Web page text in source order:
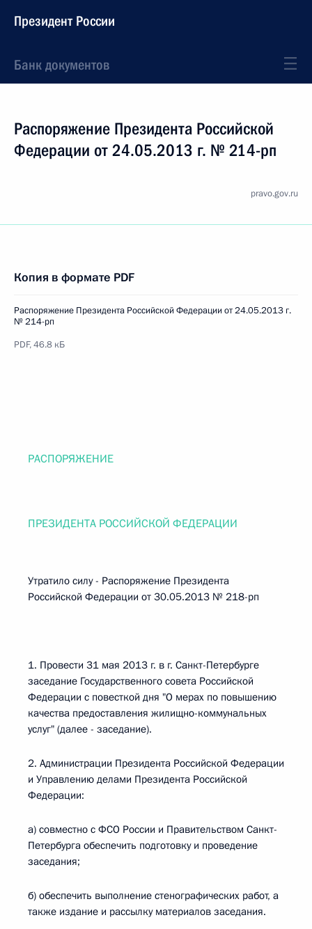
Президент России
Банк документов
Распоряжение Президента Российской
Федерации от 24.05.2013 г. № 214-рп
pravo.gov.ru
Копия в формате PDF
Распоряжение Президента Российской Федерации от 24.05.2013 г.
№ 214-рп
PDF, 46.8 кБ
РАСПОРЯЖЕНИЕ
ПРЕЗИДЕНТА РОССИЙСКОЙ ФЕДЕРАЦИИ
Утратило силу - Распоряжение Президента
Российской Федерации от 30.05.2013 № 218-рп
1. Провести 31 мая 2013 г. в г. Санкт-Петербурге
заседание Государственного совета Российской
Федерации с повесткой дня "О мерах по повышению
качества предоставления жилищно-коммунальных
услуг" (далее - заседание).
2. Администрации Президента Российской Федерации
и Управлению делами Президента Российской
Федерации:
а) совместно с ФСО России и Правительством Санкт-
Петербурга обеспечить подготовку и проведение
заседания;
б) обеспечить выполнение стенографических работ, а
также издание и рассылку материалов заседания.